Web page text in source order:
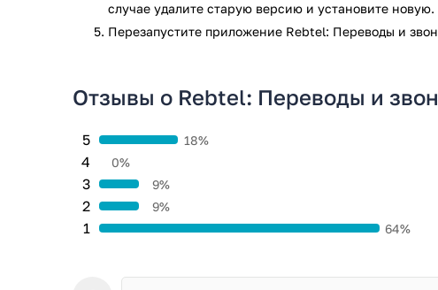
случае удалите старую версию и установите новую.
Перезапустите приложениe Rebtel: Переводы и
Отзывы о Rebtel: Переводы и
1 64%
2 9%
3 9%
4 0%
5 18%